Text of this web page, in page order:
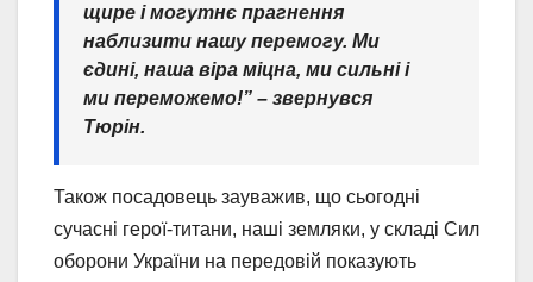
щире і могутнє прагнення
наблизити нашу перемогу. Ми
єдині, наша віра міцна, ми сильні і
ми переможемо!” – звернувся
Тюрін.
Також посадовець зауважив, що сьогодні
сучасні герої-титани, наші земляки, у складі Сил
оборони України на передовій показують